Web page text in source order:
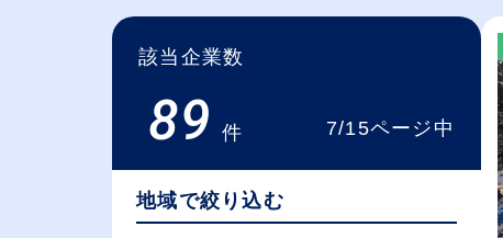
該当企業数
89 件 7/15ページ中
地域で絞り込む